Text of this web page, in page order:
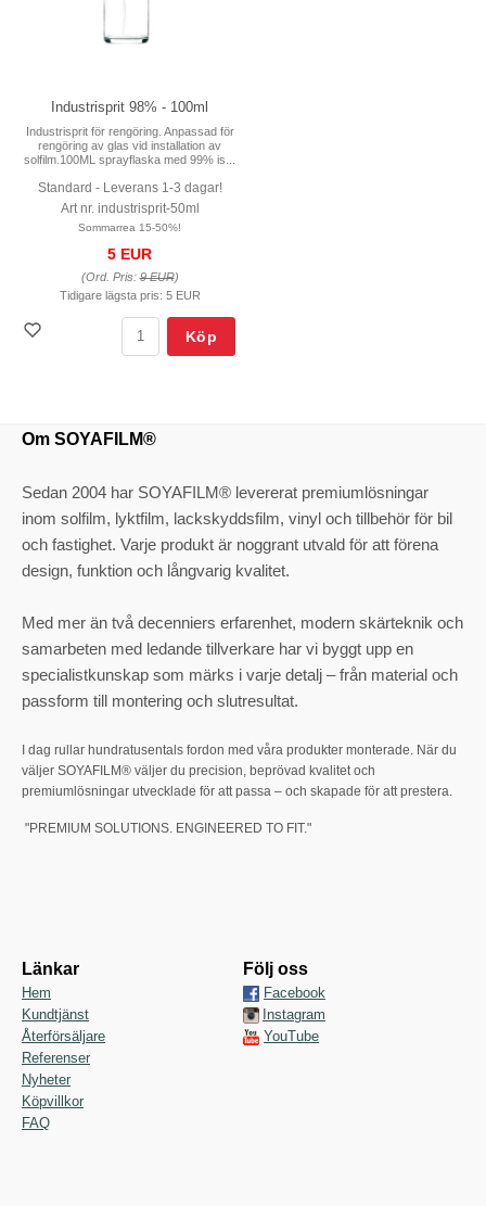
Industrisprit 98% - 100ml
Industrisprit för rengöring. Anpassad för
rengöring av glas vid installation av
solfilm.100ML sprayflaska med 99% is...
Standard - Leverans 1-3 dagar!
Art nr. industrisprit-50ml
Sommarrea 15-50%!
5 EUR
(Ord. Pris:9 EUR)
Tidigare lägsta pris: 5 EUR
Köp
Om SOYAFILM®
Sedan 2004 har SOYAFILM® levererat premiumlösningar
inom solfilm, lyktfilm, lackskyddsfilm, vinyl och tillbehör för bil
och fastighet. Varje produkt är noggrant utvald för att förena
design, funktion och långvarig kvalitet.
Med mer än två decenniers erfarenhet, modern skärteknik och
samarbeten med ledande tillverkare har vi byggt upp en
specialistkunskap som märks i varje detalj – från material och
passform till montering och slutresultat.
I dag rullar hundratusentals fordon med våra produkter monterade. När du
väljer SOYAFILM® väljer du precision, beprövad kvalitet och
premiumlösningar utvecklade för att passa – och skapade för att prestera.
"PREMIUM SOLUTIONS. ENGINEERED TO FIT."
Länkar
Hem
Kundtjänst
Återförsäljare
Referenser
Nyheter
Köpvillkor
FAQ
Följ oss
Facebook
Instagram
YouTube